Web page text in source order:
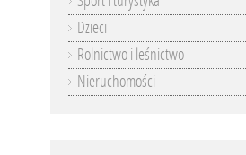
Dzieci
Rolnictwo i leśnictwo
Nieruchomości